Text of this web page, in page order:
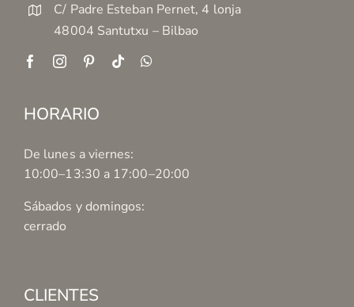
C/ Padre Esteban Pernet, 4 lonja
48004 Santutxu – Bilbao
HORARIO
De lunes a viernes:
10:00–13:30 a 17:00–20:00
Sábados y domingos:
cerrado
CLIENTES